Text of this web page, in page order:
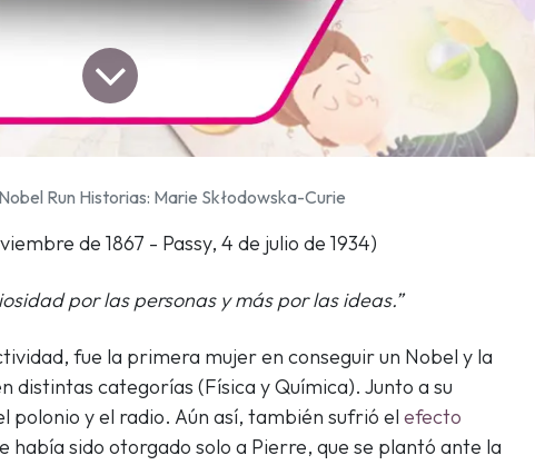
Nobel Run Historias: Marie Skłodowska-Curie
de 1867 - Passy, 4 de julio de 1934)
por las personas y más por las ideas.”
fue la primera mujer en conseguir un Nobel y la
distintas categorías (Física y Química). Junto a su
polonio y el radio. Aún así, también sufrió el efecto
había sido otorgado solo a Pierre, que se plantó ante la